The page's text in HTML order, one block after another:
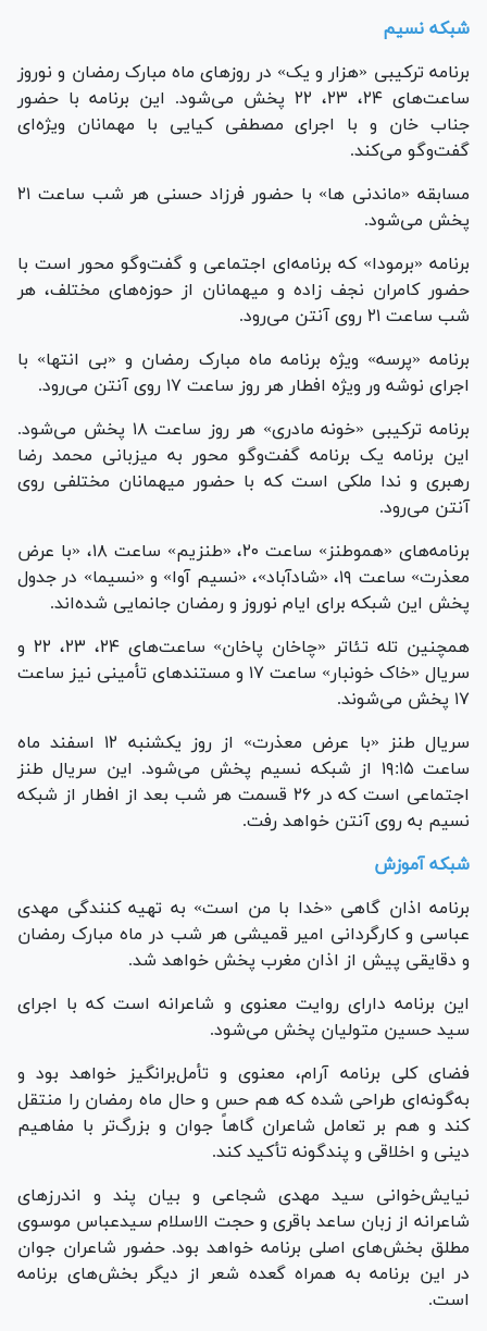
شبکه نسیم
برنامه ترکیبی «هزار و یک» در روز‌های ماه مبارک رمضان و نوروز
ساعت‌های ۲۴، ۲۳، ۲۲ پخش می‌شود. این برنامه با حضور
جناب خان و با اجرای مصطفی کیایی با مهمانان ویژه‌ای
گفت‌و‌گو می‌کند.
مسابقه «ماندنی ها» با حضور فرزاد حسنی هر شب ساعت ۲۱
پخش می‌شود.
برنامه «برمودا» که برنامه‌ای اجتماعی و گفت‌و‌گو محور است با
حضور کامران نجف زاده و میهمانان از حوزه‌های مختلف، هر
شب ساعت ۲۱ روی آنتن می‌رود.
برنامه «پرسه» ویژه برنامه ماه مبارک رمضان و «بی انتها» با
اجرای نوشه ور ویژه افطار هر روز ساعت ۱۷ روی آنتن می‌رود.
برنامه ترکیبی «خونه مادری» هر روز ساعت ۱۸ پخش می‌شود.
این برنامه یک برنامه گفت‌و‌گو محور به میزبانی محمد رضا
رهبری و ندا ملکی است که با حضور میهمانان مختلفی روی
آنتن می‌رود.
برنامه‌های «هموطنز» ساعت ۲۰، «طنزیم» ساعت ۱۸، «با عرض
معذرت» ساعت ۱۹، «شادآباد»، «نسیم آوا» و «نسیما» در جدول
پخش این شبکه برای ایام نوروز و رمضان جانمایی شده‌اند.
همچنین تله تئاتر «چاخان پاخان» ساعت‌های ۲۴، ۲۳، ۲۲ و
سریال «خاک خونبار» ساعت ۱۷ و مستند‌های تأمینی نیز ساعت
۱۷ پخش می‌شوند.
سریال طنز «با عرض معذرت» از روز یکشنبه ۱۲ اسفند ماه
ساعت ۱۹:۱۵ از شبکه نسیم پخش می‌شود. این سریال طنز
اجتماعی است که در ۲۶ قسمت هر شب بعد از افطار از شبکه
نسیم به روی آنتن خواهد رفت.
شبکه آموزش
برنامه اذان گاهی «خدا با من است» به تهیه کنندگی مهدی
عباسی و کارگردانی امیر قمیشی هر شب در ماه مبارک رمضان
و دقایقی پیش از اذان مغرب پخش خواهد شد.
این برنامه دارای روایت معنوی و شاعرانه است که با اجرای
سید حسین متولیان پخش می‌شود.
فضای کلی برنامه آرام، معنوی و تأمل‌برانگیز خواهد بود و
به‌گونه‌ای طراحی شده که هم حس و حال ماه رمضان را منتقل
کند و هم بر تعامل شاعران گاهاً جوان و بزرگ‌تر با مفاهیم
دینی و اخلاقی و پندگونه تأکید کند.
نیایش‌خوانی سید مهدی شجاعی و بیان پند و اندرز‌های
شاعرانه از زبان ساعد باقری و حجت الاسلام سیدعباس موسوی
مطلق بخش‌های اصلی برنامه خواهد بود. حضور شاعران جوان
در این برنامه به همراه گعده شعر از دیگر بخش‌های برنامه
است.